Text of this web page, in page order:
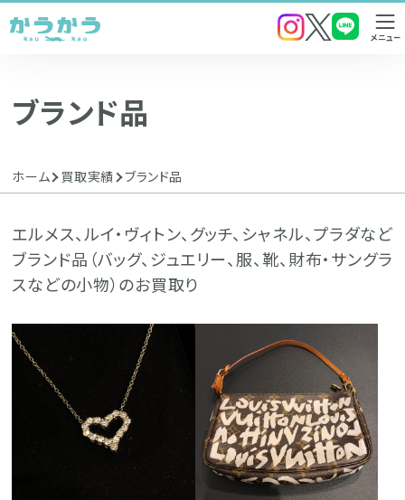
メニュー
とじる
ブランド品
ホーム 買取実績 ブランド品
エルメス、ルイ・ヴィトン、グッチ、シャネル、プラダなど
ブランド品（バッグ、ジュエリー、服、靴、財布・サングラ
スなどの小物）のお買取り